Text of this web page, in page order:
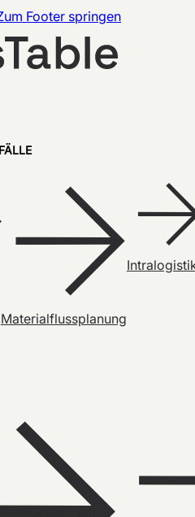
Footer springen
Materialflussplanung